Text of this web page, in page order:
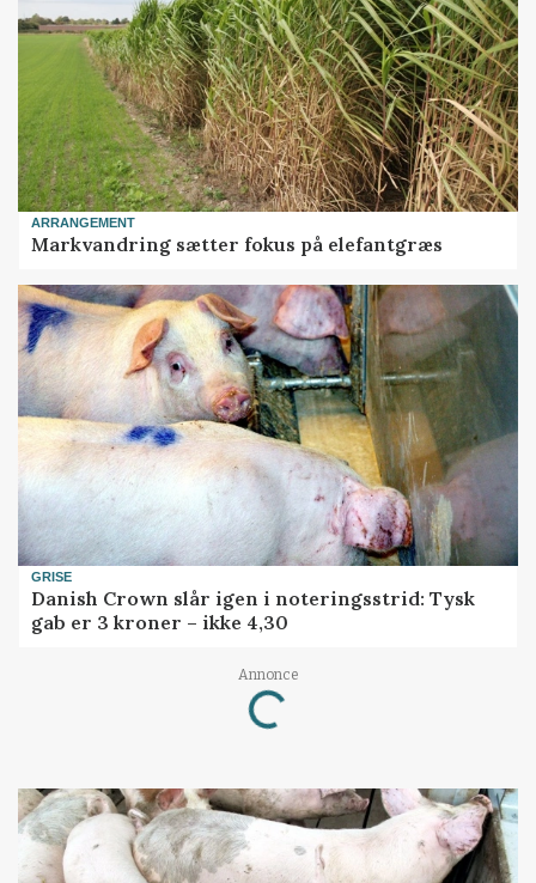
ARRANGEMENT
Markvandring sætter fokus på elefantgræs
GRISE
Danish Crown slår igen i noteringsstrid: Tysk
gab er 3 kroner – ikke 4,30
Annonce
Loading...